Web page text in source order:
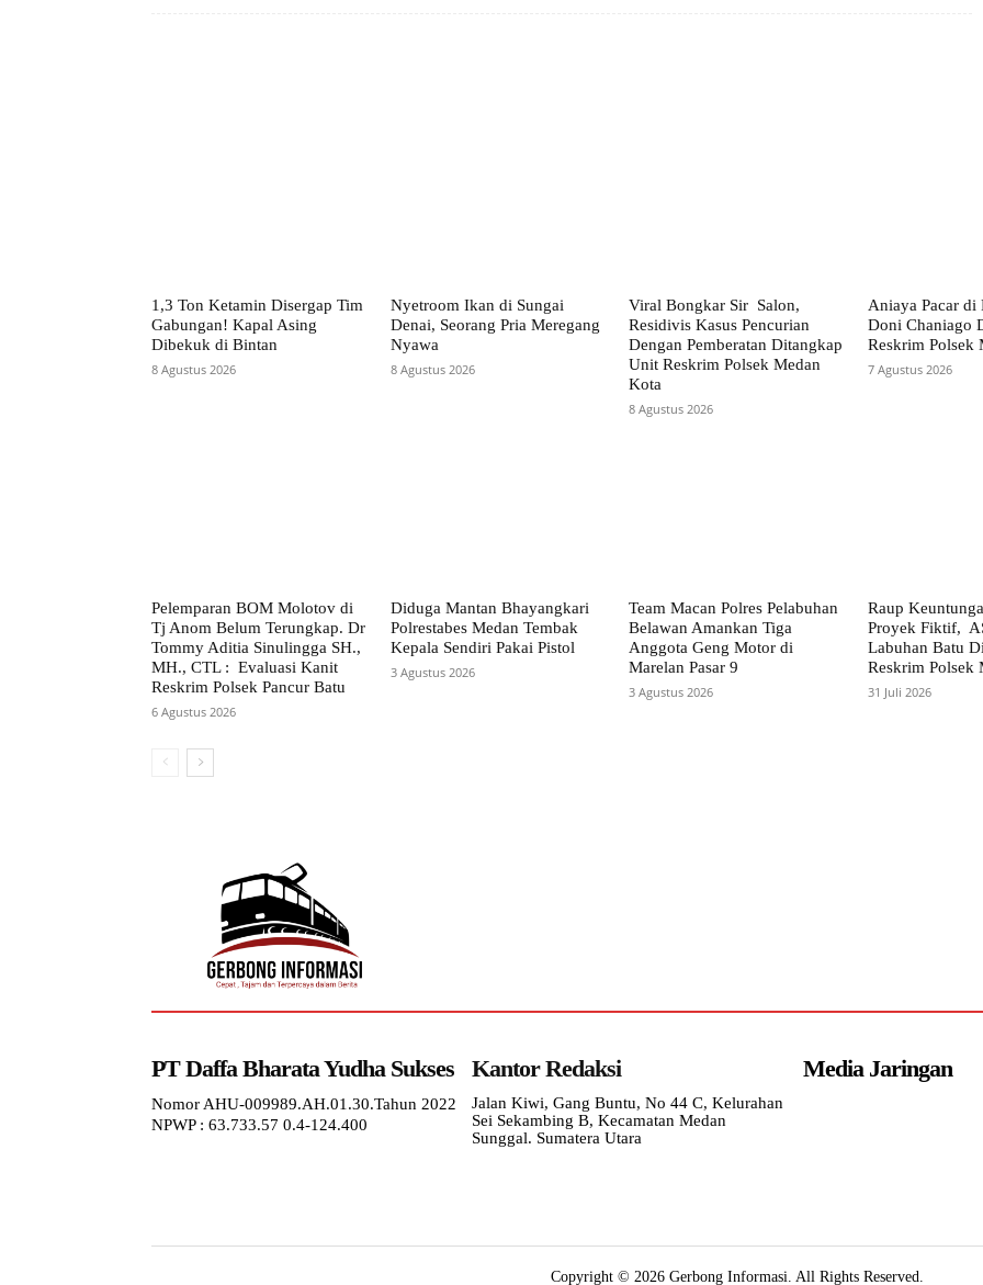
1,3 Ton Ketamin Disergap Tim
Gabungan! Kapal Asing
Dibekuk di Bintan
8 Agustus 2026
Nyetroom Ikan di Sungai
Denai, Seorang Pria Meregang
Nyawa
8 Agustus 2026
Viral Bongkar Sir Salon,
Residivis Kasus Pencurian
Dengan Pemberatan Ditangkap
Unit Reskrim Polsek Medan
Kota
8 Agustus 2026
Aniaya Pacar di
Doni Chaniago
Reskrim Polsek
7 Agustus 2026
Pelemparan BOM Molotov di
Tj Anom Belum Terungkap. Dr
Tommy Aditia Sinulingga SH.,
MH., CTL : Evaluasi Kanit
Reskrim Polsek Pancur Batu
6 Agustus 2026
Diduga Mantan Bhayangkari
Polrestabes Medan Tembak
Kepala Sendiri Pakai Pistol
3 Agustus 2026
Team Macan Polres Pelabuhan
Belawan Amankan Tiga
Anggota Geng Motor di
Marelan Pasar 9
3 Agustus 2026
Raup
Proyek Fiktif,
Labuhan Batu
Reskrim Polsek
31 Juli 2026
PT Daffa Bharata Yudha Sukses
Nomor AHU-009989.AH.01.30.Tahun 2022
NPWP : 63.733.57 0.4-124.400
Kantor Redaksi
Jalan Kiwi, Gang Buntu, No 44 C, Kelurahan
Sei Sekambing B, Kecamatan Medan
Sunggal. Sumatera Utara
Media Jaringan
Copyright © 2026 Gerbong Informasi. All Rights Reserved.